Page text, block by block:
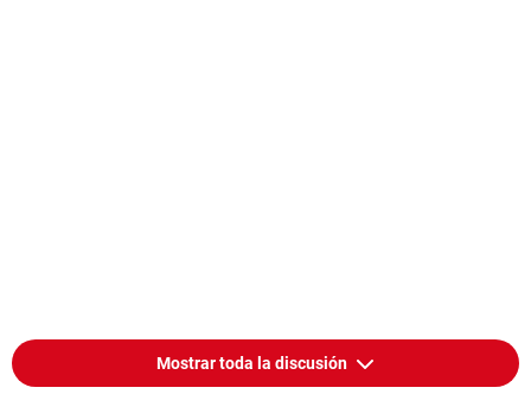
Mostrar toda la discusión